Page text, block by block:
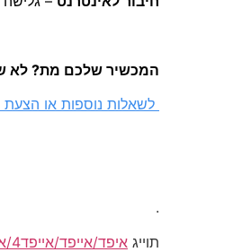
המכשיר שלכם מת? לא
לשאלות נוספות או הצעת
.
תוייג איפד/אייפד/אייפד4/אפל מעבדת/מעבדה/חנות/מרכז תיקונים/תיקון/לתיקון/לתיקונים